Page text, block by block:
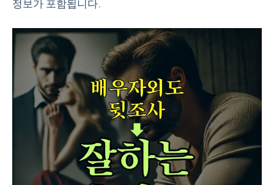
정보가 포함됩니다.